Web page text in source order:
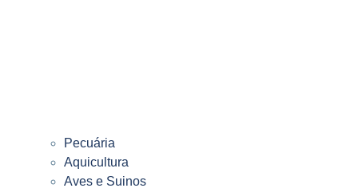
Pecuária
Aquicultura
Aves e Suinos